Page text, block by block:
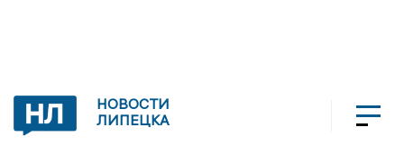
НОВОСТИ
ЛИПЕЦКА